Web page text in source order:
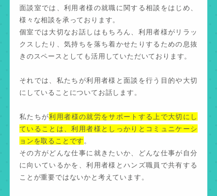
面談室では、利用者様の就職に関する相談をはじめ、
様々な相談を承っております。
個室では大切なお話しはもちろん、利用者様がリラッ
クスしたり、気持ちを落ち着かせたりするための息抜
きのスペースとしても活用していただいております。
それでは、私たちが利用者様と面談を行う目的や大切
にしていることについてお話します。
私たちが利用者様の就労をサポートする上で大切にし
ていることは、利用者様としっかりとコミュニケーシ
ョンを取ることです 。
その方がどんな仕事に就きたいか、どんな仕事が自分
に向いているかを、利用者様とハンズ職員で共有する
ことが重要ではないかと考えています。